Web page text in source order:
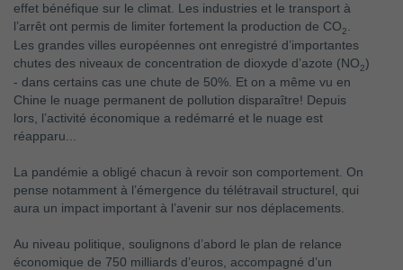
effet bénéfique sur le climat. Les industries et le transport à
l’arrêt ont permis de limiter fortement la production de CO2
Les grandes villes européennes ont enregistré d’importantes
chutes des niveaux de concentration de dioxyde d’azote (NO2)
- dans certains cas une chute de 50%. Et on a même vu en
Chine le nuage permanent de pollution disparaître! Depuis
lors, l’activité économique a redémarré et le nuage est
réapparu...
La pandémie a obligé chacun à revoir son comportement. On
pense notamment à l’émergence du télétravail structurel, qui
aura un impact important à l’avenir sur nos déplacements.
Au niveau politique, soulignons d’abord le plan de relance
économique de 750 milliards d’euros, accompagné d’un